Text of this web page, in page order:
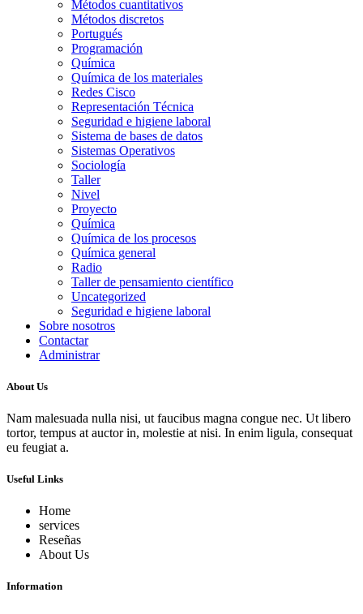
Métodos cuantitativos
Métodos discretos
Portugués
Programación
Química
Química de los materiales
Redes Cisco
Representación Técnica
Seguridad e higiene laboral
Sistema de bases de datos
Sistemas Operativos
Sociología
Taller
Nivel
Proyecto
Química
Química de los procesos
Química general
Radio
Taller de pensamiento científico
Uncategorized
Seguridad e higiene laboral
Sobre nosotros
Contactar
Administrar
About Us
Nam malesuada nulla nisi, ut faucibus magna congue nec. Ut libero
tortor, tempus at auctor in, molestie at nisi. In enim ligula, consequat
eu feugiat a.
Useful Links
Home
services
Reseñas
About Us
Information